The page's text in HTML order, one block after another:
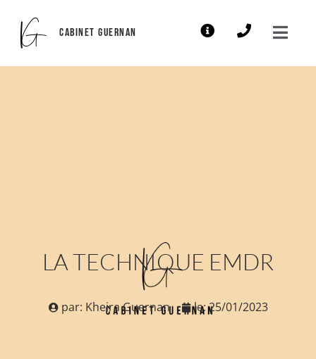
CABINET GUERNAN
LA TECHNIQUE EMDR
par: Kheira Guernan le:25/01/2023